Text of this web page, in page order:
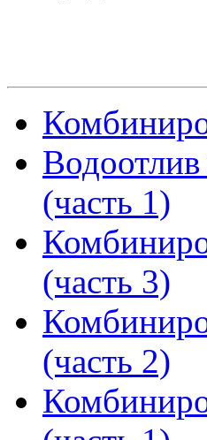
(часть 1)
(часть 3)
(часть 2)